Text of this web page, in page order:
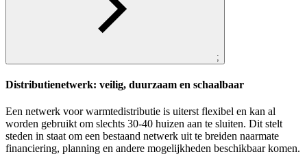
;
Distributienetwerk: veilig, duurzaam en schaalbaar
Een netwerk voor warmtedistributie is uiterst flexibel en kan al
worden gebruikt om slechts 30-40 huizen aan te sluiten. Dit stelt
steden in staat om een bestaand netwerk uit te breiden naarmate
financiering, planning en andere mogelijkheden beschikbaar komen.